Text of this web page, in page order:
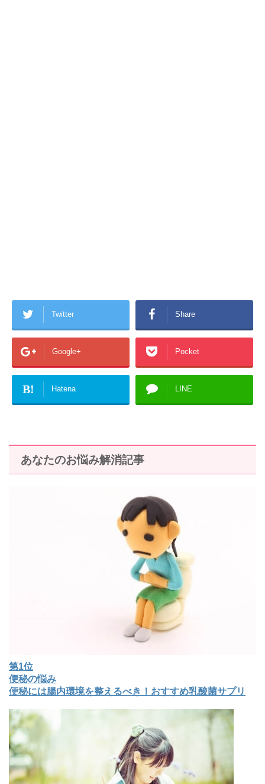
Twitter Share
Google+ Pocket
B! Hatena LINE
あなたのお悩み解消記事
第1位
便秘の悩み
便秘には腸内環境を整えるべき！おすすめ乳酸菌サプリ